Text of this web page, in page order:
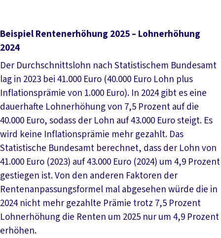
Beispiel Rentenerhöhung 2025 – Lohnerhöhung
2024
Der Durchschnittslohn nach Statistischem Bundesamt
lag in 2023 bei 41.000 Euro (40.000 Euro Lohn plus
Inflationsprämie von 1.000 Euro). In 2024 gibt es eine
dauerhafte Lohnerhöhung von 7,5 Prozent auf die
40.000 Euro, sodass der Lohn auf 43.000 Euro steigt. Es
wird keine Inflationsprämie mehr gezahlt. Das
Statistische Bundesamt berechnet, dass der Lohn von
41.000 Euro (2023) auf 43.000 Euro (2024) um 4,9 Prozent
gestiegen ist. Von den anderen Faktoren der
Rentenanpassungsformel mal abgesehen würde die in
2024 nicht mehr gezahlte Prämie trotz 7,5 Prozent
Lohnerhöhung die Renten um 2025 nur um 4,9 Prozent
erhöhen.